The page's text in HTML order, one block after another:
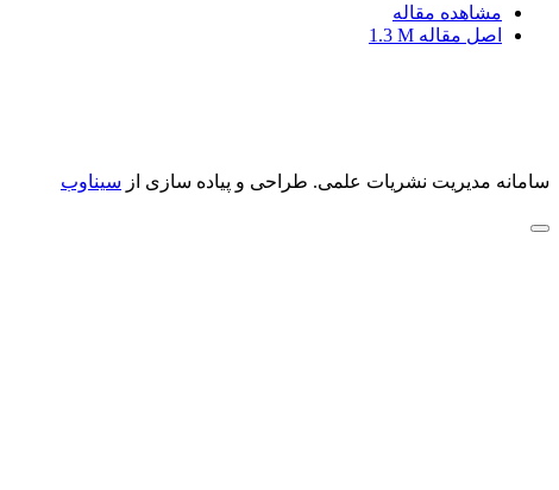
مشاهده مقاله
اصل مقاله 1.3 M
سامانه مدیریت نشریات علمی. طراحی و پیاده سازی از سیناوب